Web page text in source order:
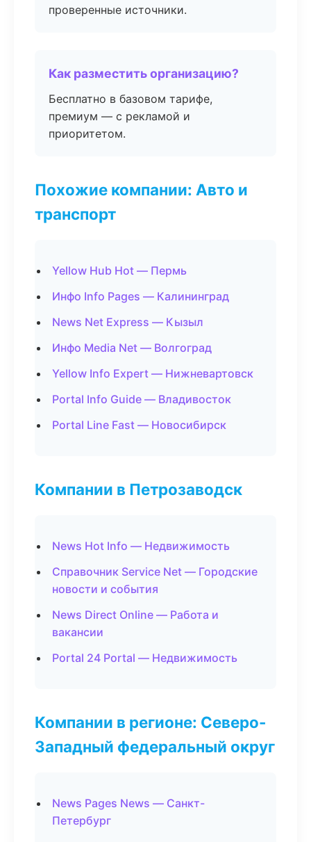
проверенные источники.
Как разместить организацию?
Бесплатно в базовом тарифе,
премиум — с рекламой и
приоритетом.
Похожие компании: Авто и
транспорт
Yellow Hub Hot — Пермь
Инфо Info Pages — Калининград
News Net Express — Кызыл
Инфо Media Net — Волгоград
Yellow Info Expert — Нижневартовск
Portal Info Guide — Владивосток
Portal Line Fast — Новосибирск
Компании в Петрозаводск
News Hot Info — Недвижимость
Справочник Service Net — Городские
новости и события
News Direct Online — Работа и
вакансии
Portal 24 Portal — Недвижимость
Компании в регионе: Северо-
Западный федеральный округ
News Pages News — Санкт-
Петербург